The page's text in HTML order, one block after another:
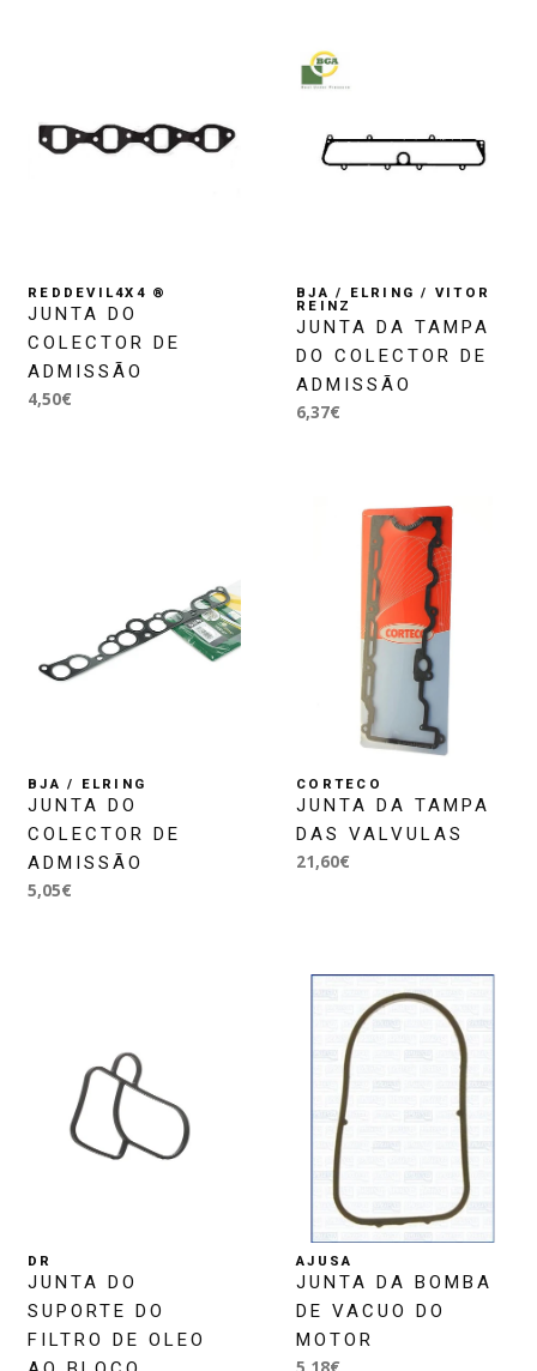
REDDEVIL4X4 ®
JUNTA DO
COLECTOR DE
ADMISSÃO
4,50€
BJA / ELRING / VITOR
REINZ
JUNTA DA TAMPA
DO COLECTOR DE
ADMISSÃO
6,37€
BJA / ELRING
JUNTA DO
COLECTOR DE
ADMISSÃO
5,05€
CORTECO
JUNTA DA TAMPA
DAS VALVULAS
21,60€
DR
JUNTA DO
SUPORTE DO
FILTRO DE OLEO
AJUSA
JUNTA DA BOMBA
DE VACUO DO
MOTOR